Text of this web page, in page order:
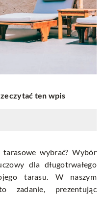
ten wpis
wybrać? Wybór
dla długotrwałego
tarasu. W naszym
zadanie, prezentując